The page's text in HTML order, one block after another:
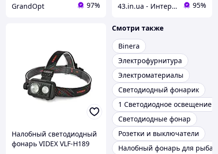
GrandOpt 97% 43.in.ua - Интернет-магазин с широким ассортиментом различных товаров для Вашей жизни и комфорта 95%
Налобный светодиодный
фонарь VIDEX VLF-H189
Смотри также
Binera
Электрофурнитура
Электроматериалы
Светодиодный фонарик
1 Светодиодное освещение
Светодиодные фонар
Розетки и выключатели
Налобный фонарь для